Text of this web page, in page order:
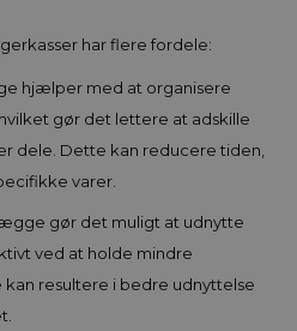
har flere fordele:
hjælper med at organisere
gør det lettere at adskille
dele. Dette kan reducere tiden,
varer.
gør det muligt at udnytte
ved at holde mindre
resultere i bedre udnyttelse